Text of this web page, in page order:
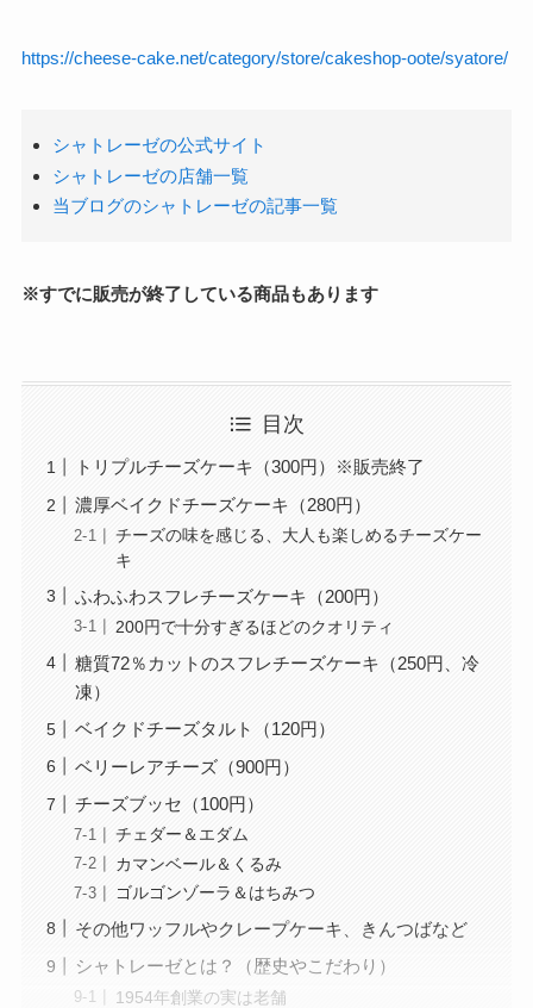
https://cheese-cake.net/category/store/cakeshop-oote/syatore/
シャトレーゼの公式サイト
シャトレーゼの店舗一覧
当ブログのシャトレーゼの記事一覧
※すでに販売が終了している商品もあります
目次
トリプルチーズケーキ（300円）※販売終了
濃厚ベイクドチーズケーキ（280円）
チーズの味を感じる、大人も楽しめるチーズケー
キ
ふわふわスフレチーズケーキ（200円）
200円で十分すぎるほどのクオリティ
糖質72％カットのスフレチーズケーキ（250円、冷
凍）
ベイクドチーズタルト（120円）
ベリーレアチーズ（900円）
チーズブッセ（100円）
チェダー＆エダム
カマンベール＆くるみ
ゴルゴンゾーラ＆はちみつ
その他ワッフルやクレープケーキ、きんつばなど
シャトレーゼとは？（歴史やこだわり）
1954年創業の実は老舗